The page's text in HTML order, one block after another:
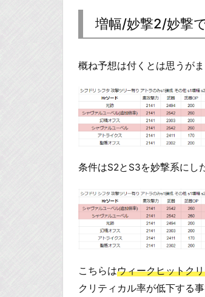
増幅/妙撃2/妙撃
概ね予想は付くとは思うがま
条件はS2とS3を妙撃系にし
こちらはウィークヒットク
クリティカル率が低下する